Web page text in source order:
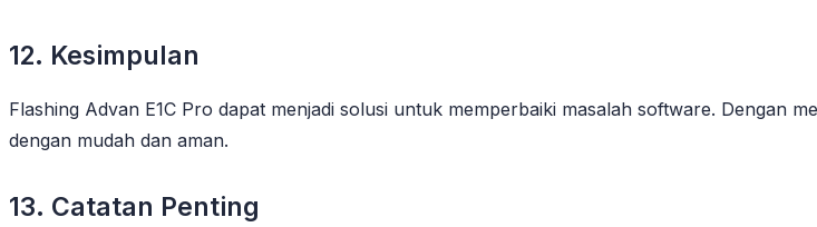
12. Kesimpulan
Flashing Advan E1C Pro dapat menjadi solusi untuk memperbaiki masalah software. Dengan
dengan mudah dan aman.
13. Catatan Penting